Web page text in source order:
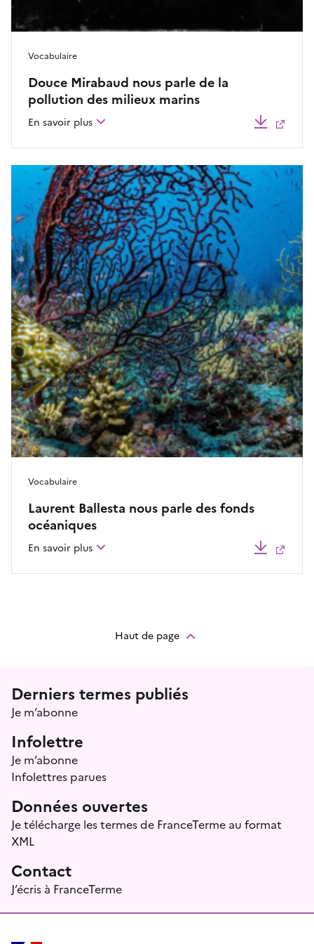
Douce Mirabaud nous parle de la
pollution des milieux marins
En savoir plus
Vocabulaire
Laurent Ballesta nous parle des fonds
océaniques
En savoir plus
Vocabulaire
Haut de page
Menu prefooter
Derniers termes publiés
Je m’abonne
Infolettre
Je m’abonne
Infolettres parues
Données ouvertes
Je télécharge les termes de FranceTerme au format
XML
Contact
J’écris à FranceTerme